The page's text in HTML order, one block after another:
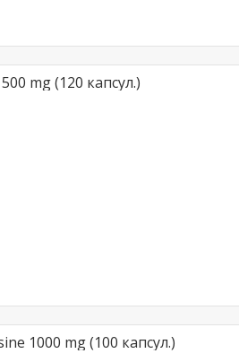
mg (120 капсул.)
1000 mg (100 капсул.)